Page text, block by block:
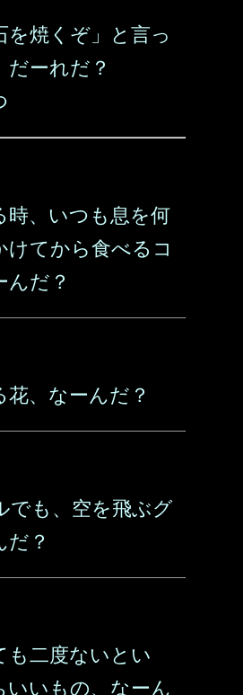
を焼くぞ」と言っ
だーれだ？
時、いつも息を何
けてから食べるコ
んだ？
花、なーんだ？
でも、空を飛ぶグ
だ？
も二度ないとい
いいもの、なーん